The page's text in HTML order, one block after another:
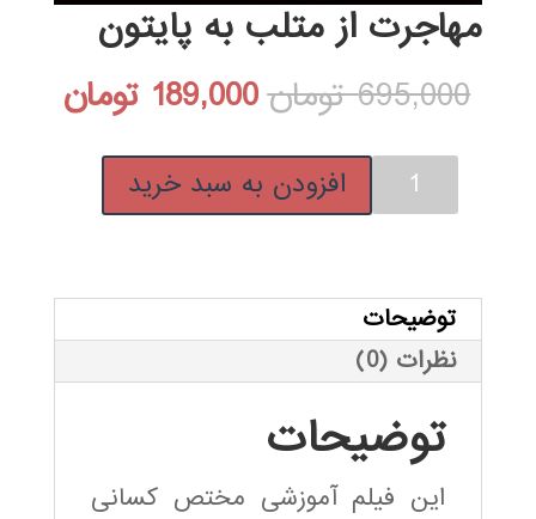
مهاجرت از متلب به پایتون
695,000 تومانقیمت
اصلی:
695,000 تومان
189,000 تومان
مهاجرت
از
پایتون
عدد
افزودن به سبد خرید
توضیحات
نظرات (0)
توضیحات
این فیلم آموزشی مختص کسانی